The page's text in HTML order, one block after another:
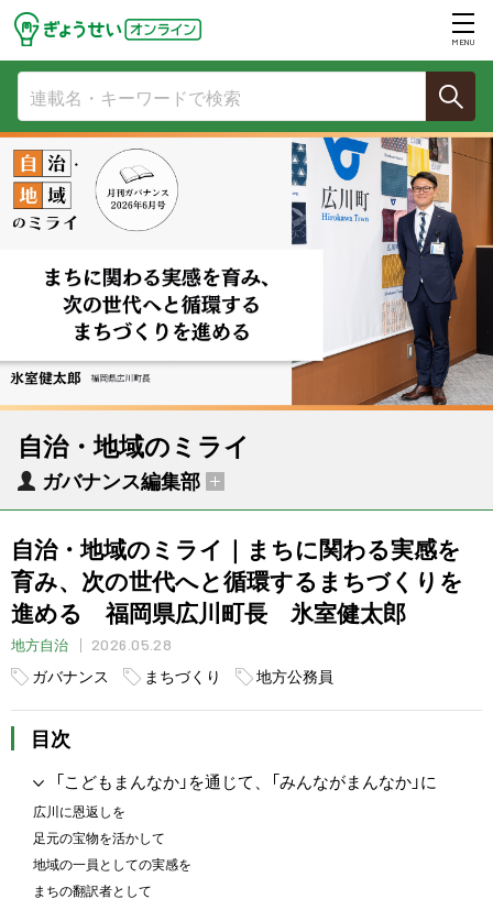
MENU
自治・地域のミライ
ガバナンス編集部
自治・地域のミライ｜まちに関わる実感を
育み、次の世代へと循環するまちづくりを
進める 福岡県広川町長 氷室健太郎
地方自治
2026.05.28
ガバナンス
まちづくり 地方公務員
目次
「こどもまんなか」を通じて、「みんながまんなか」に
広川に恩返しを
足元の宝物を活かして
地域の一員としての実感を
まちの翻訳者として